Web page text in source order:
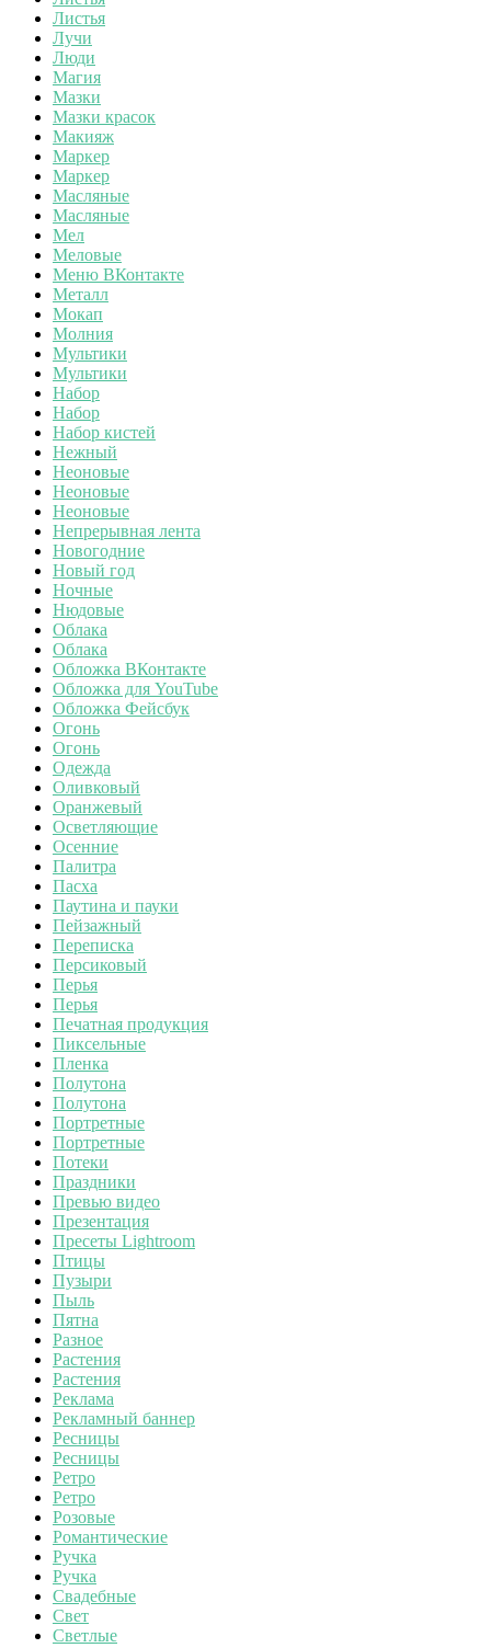
Листья
Лучи
Люди
Магия
Мазки
Мазки красок
Макияж
Маркер
Маркер
Масляные
Масляные
Мел
Меловые
Меню ВКонтакте
Металл
Мокап
Молния
Мультики
Мультики
Набор
Набор
Набор кистей
Нежный
Неоновые
Неоновые
Неоновые
Непрерывная лента
Новогодние
Новый год
Ночные
Нюдовые
Облака
Облака
Обложка ВКонтакте
Обложка для YouTube
Обложка Фейсбук
Огонь
Огонь
Одежда
Оливковый
Оранжевый
Осветляющие
Осенние
Палитра
Пасха
Паутина и пауки
Пейзажный
Переписка
Персиковый
Перья
Перья
Печатная продукция
Пиксельные
Пленка
Полутона
Полутона
Портретные
Портретные
Потеки
Праздники
Превью видео
Презентация
Пресеты Lightroom
Птицы
Пузыри
Пыль
Пятна
Разное
Растения
Растения
Реклама
Рекламный баннер
Ресницы
Ресницы
Ретро
Ретро
Розовые
Романтические
Ручка
Ручка
Свадебные
Свет
Светлые